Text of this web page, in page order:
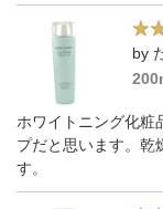
by
ホワイトニング化粧
プだと思います。乾
す。